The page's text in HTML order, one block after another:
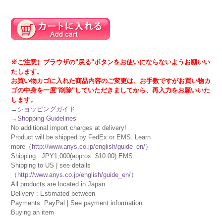
※ご注意）ブラウザの"戻る"ボタンをお使いにならないようお願いい
たします。
お買い物カゴに入れた商品内容のご変更は、お手数ですがお買い物カ
ゴの中身を一度"削除"していただきましてから、再入力をお願いいた
します。
→ ショッピングガイド
→Shopping Guidelines
No additional import charges at delivery!
Product will be shipped by FedEx or EMS. Learn
more（ http://www.anys.co.jp/english/guide_en/）
Shipping : JPY1,000(approx. $10.00) EMS
Shipping to US | see details
（ http://www.anys.co.jp/english/guide_en/）
All products are located in Japan
Delivery : Estimated between
Payments: PayPal | See payment information
Buying an item